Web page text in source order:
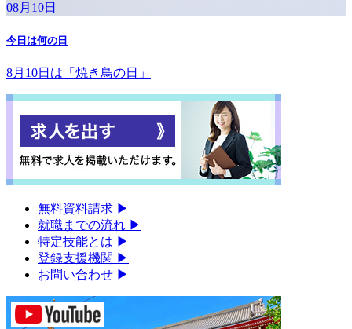
08月10日
今日は何の日
8月10日は「焼き鳥の日」
無料資料請求 ▶︎
就職までの流れ ▶︎
特定技能とは ▶︎
登録支援機関 ▶︎
お問い合わせ ▶︎